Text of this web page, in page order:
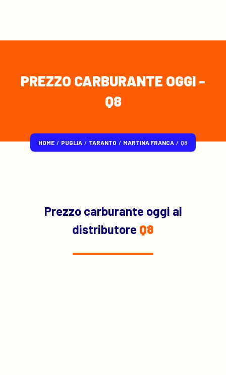
PREZZO CARBURANTE OGGI -
Q8
HOME / PUGLIA / TARANTO / MARTINA FRANCA / Q8
Prezzo carburante oggi al
distributore Q8